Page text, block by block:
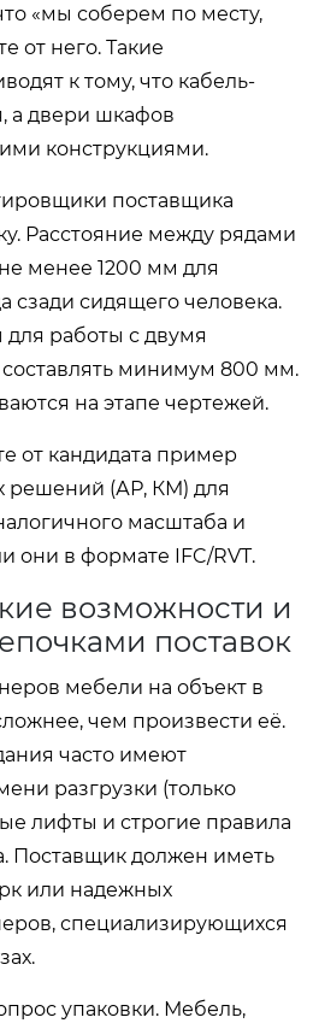
«мы соберем по месту,
от него. Такие
к тому, что кабель-
а двери шкафов
конструкциями.
поставщика
Расстояние между рядами
менее 1200 мм для
сзади сидящего человека.
работы с двумя
минимум 800 мм.
на этапе чертежей.
от кандидата пример
решений (АР, КМ) для
масштаба и
они в формате IFC/RVT.
возможности и
поставок
мебели на объект в
чем произвести её.
часто имеют
разгрузки (только
лифты и строгие правила
Поставщик должен иметь
или надежных
специализирующихся
упаковки. Мебель,